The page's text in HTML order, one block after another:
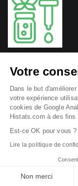
Liens utiles
Contact|
Votre
Dans le but
votre expérience
cookies de Google
Histats.com à des fins
Est-ce OK pour vous ?
Lire la politique de
Non merci